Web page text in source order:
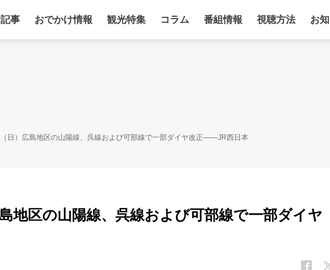
事 おでかけ情報 観光特集 コラム 番組情報 視聴方法 お
日）広島地区の山陽線、呉線および可部線で一部ダイヤ改正――JR西日本
地区の山陽線、呉線および可部線で一部ダイヤ